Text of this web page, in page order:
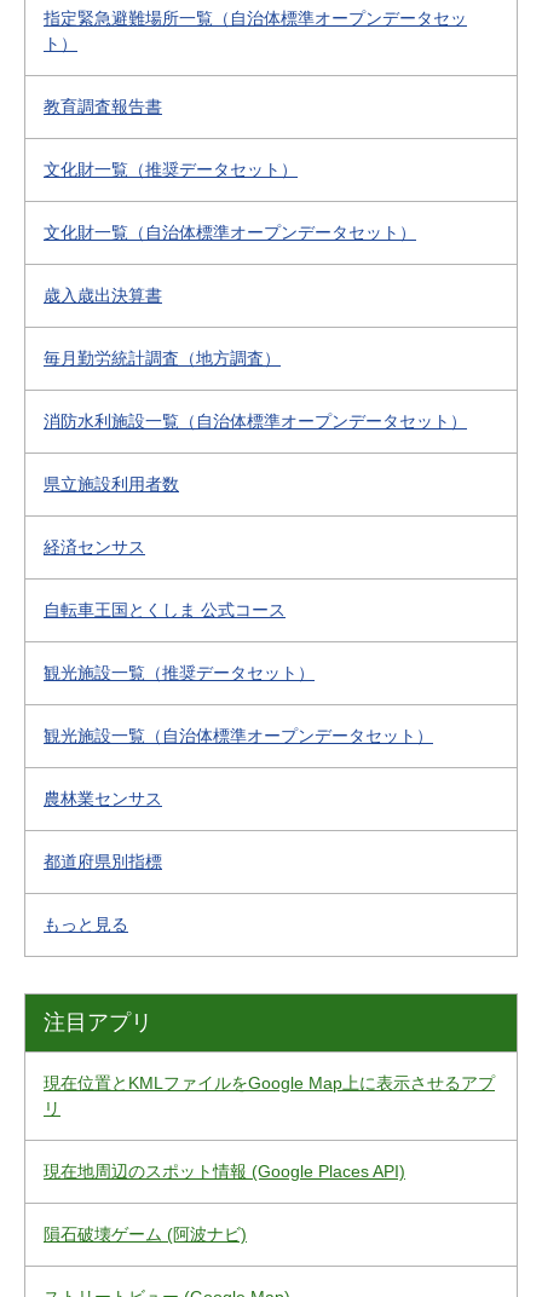
指定緊急避難場所一覧（自治体標準オープンデータセッ
ト）
教育調査報告書
文化財一覧（推奨データセット）
文化財一覧（自治体標準オープンデータセット）
歳入歳出決算書
毎月勤労統計調査（地方調査）
消防水利施設一覧（自治体標準オープンデータセット）
県立施設利用者数
経済センサス
自転車王国とくしま 公式コース
観光施設一覧（推奨データセット）
観光施設一覧（自治体標準オープンデータセット）
農林業センサス
都道府県別指標
もっと見る
注目アプリ
現在位置とKMLファイルをGoogle Map上に表示させるアプ
リ
現在地周辺のスポット情報 (Google Places API)
隕石破壊ゲーム (阿波ナビ)